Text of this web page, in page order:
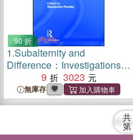
90 折
1.Subalternity and
Difference：Investigations
from the North and the South
9 3023
無庫存
共
第